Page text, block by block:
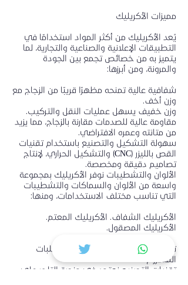
مميزات الأكريليك
يُعد الأكريليك من أكثر المواد استخدامًا في
التطبيقات الإعلانية والصناعية والتجارية، لما
يتميز به من خصائص تجمع بين الجودة
والمرونة، ومن أبرزها:
شفافية عالية تمنحه مظهرًا قريبًا من الزجاج مع
وزن أخف.
وزن خفيف يسهل عمليات النقل والتركيب.
مقاومة عالية للصدمات مقارنة بالزجاج، مما يزيد
من متانته وعمره الافتراضي.
سهولة التشكيل والتصنيع باستخدام تقنيات
القص بالليزر (CNC) والتشكيل الحراري، لإنتاج
تصاميم دقيقة ومخصصة.
الألوان والتشطيبات نوفر الأكريليك بمجموعة
واسعة من الألوان والسماكات والتشطيبات
التي تناسب مختلف الاستخدامات، ومنها:
الأكريليك الشفاف. الأكريليك المعتم.
الأكريليك المصقول.
تشطيبات وألوان خاصة حسب متطلبات
المشروع.
تقنيات التصنيع نعتمد في منصة التاجر على